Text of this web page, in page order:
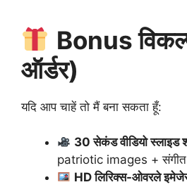
Bonus
ऑर्डर)
यदि आप चाहें तो मैं बना सकता हूँ:
30 सेकंड वीडियो स्लाइड
patriotic images + संगीत
HD लिरिक्स-ओवरले